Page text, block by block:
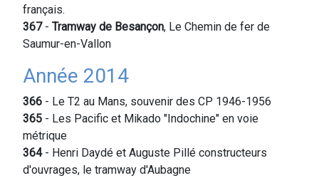
français.
367- Tramway de Besançon, Le Chemin de fer de
Saumur-en-Vallon
Année 2014
366 - Le T2 au Mans, souvenir des CP 1946-1956
365 - Les Pacific et Mikado "Indochine" en voie
métrique
364 - Henri Daydé et Auguste Pillé constructeurs
d'ouvrages, le tramway d'Aubagne